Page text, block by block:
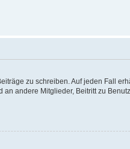
zu schreiben. Auf jeden Fall
andere Mitglieder, Beitritt zu